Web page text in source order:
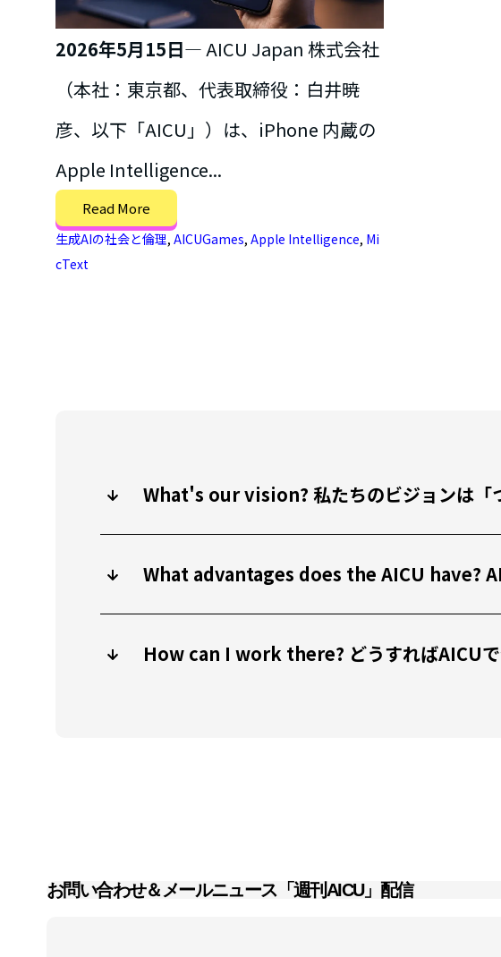
2026年5月15日— AICU Japan 株式会社
（本社：東京都、代表取締役：白井暁
彦、以下「AICU」）は、iPhone 内蔵の
Apple Intelligence...
Read More
生成AIの社会と倫理, AICUGames, Apple Intelligence, Mi
cText
What's our vision? 私たちのビジョンは「
What advantages does the AICU have?
How can I work there? どうすればAICUで
お問い合わせ＆メールニュース「週刊AICU」配信